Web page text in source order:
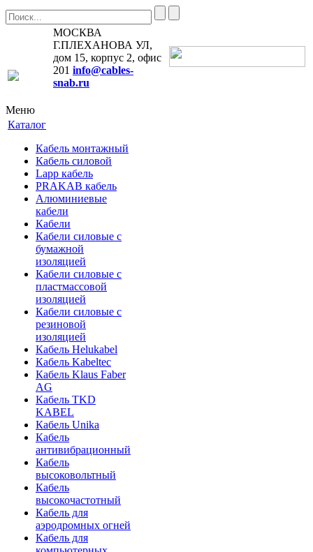
МОСКВА
Г.ПЛЕХАНОВА УЛ,
дом 15, корпус 2, офис
201 info@cables-
snab.ru
Меню
Каталог
Кабель монтажный
Кабель силовой
Lapp кабель
PRAKAB кабель
Алюминиевые
кабели
Кабели
Кабели силовые с
бумажной
изоляцией
Кабели силовые с
пластмассовой
изоляцией
Кабели силовые с
резиновой
изоляцией
Кабель Helukabel
Кабель Kabeltec
Кабель Klaus Faber
AG
Кабель TKD
KABEL
Кабель Unika
Кабель
антивибрационный
Кабель
высоковольтный
Кабель
высокочастотный
Кабель для
аэродромных огней
Кабель для